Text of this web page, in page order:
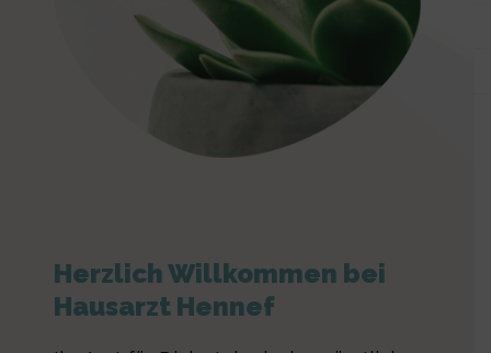
Herzlich Willkommen ­bei
Hausarzt Hennef